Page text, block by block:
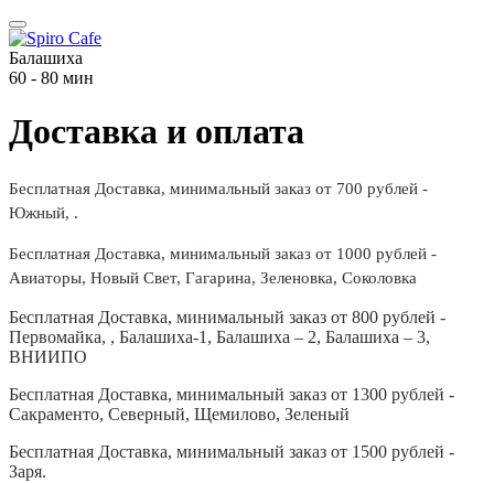
Балашиха
60 - 80 мин
Доставка и оплата
Бесплатная Доставка, минимальный заказ от 700 рублей -
Южный, .
Бесплатная Доставка, минимальный заказ от 1000 рублей -
Авиаторы, Новый Свет, Гагарина, Зеленовка, Соколовка
Бесплатная Доставка, минимальный заказ от 800 рублей -
Первомайка, , Балашиха-1, Балашиха – 2, Балашиха – 3,
ВНИИПО
Бесплатная Доставка, минимальный заказ от 1300 рублей -
Сакраменто, Северный, Щемилово, Зеленый
Бесплатная Доставка, минимальный заказ от 1500 рублей -
Заря.